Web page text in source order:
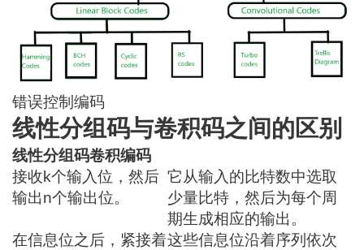
错误控制编码
线性分组码与卷积码之间的区别
线性分组码卷积编码
接收k个输入位，然后
输出n个输出位。
它从输入的比特数中选取
少量比特，然后为每个周
期生成相应的输出。
在信息位之后，紧接着这些信息位沿着序列依次